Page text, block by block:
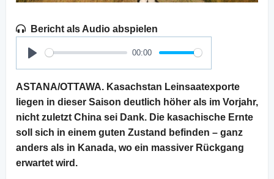
Bericht als Audio abspielen
Play
00:00
ASTANA/OTTAWA. Kasachstan Leinsaatexporte
liegen in dieser Saison deutlich höher als im Vorjahr,
nicht zuletzt China sei Dank. Die kasachische Ernte
soll sich in einem guten Zustand befinden – ganz
anders als in Kanada, wo ein massiver Rückgang
erwartet wird.